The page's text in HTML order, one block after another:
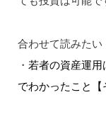
合わせて読みたい
・ 若者の資産運
でわかったこと【